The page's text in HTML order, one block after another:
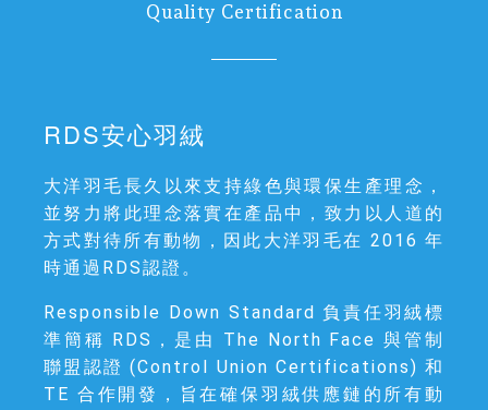
Quality Certification
RDS安心羽絨
大洋羽毛長久以來支持綠色與環保生產理念，
並努力將此理念落實在產品中，致力以人道的
方式對待所有動物，因此大洋羽毛在 2016 年
時通過RDS認證。
Responsible Down Standard 負責任羽絨標
準簡稱 RDS，是由 The North Face 與管制
聯盟認證 (Control Union Certifications) 和
TE 合作開發，旨在確保羽絨供應鏈的所有動